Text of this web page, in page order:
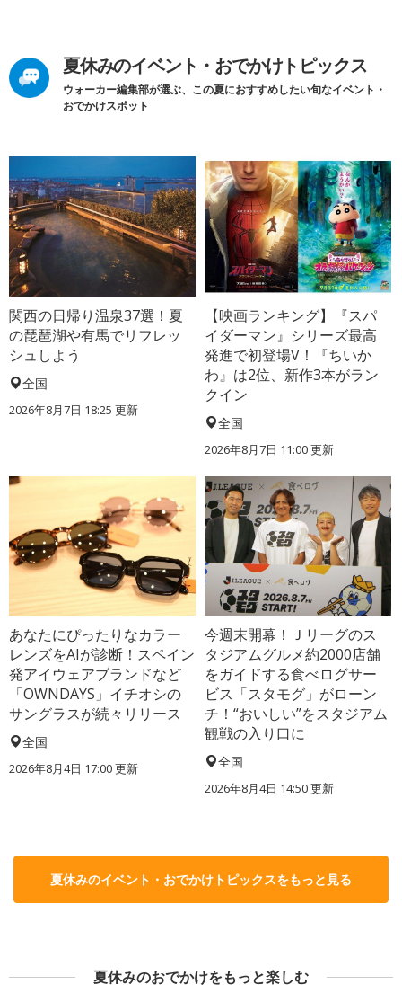
夏休みのイベント・おでかけトピックス
ウォーカー編集部が選ぶ、この夏におすすめしたい旬なイベント・
おでかけスポット
関西の日帰り温泉37選！夏
の琵琶湖や有馬でリフレッ
シュしよう
全国
2026年8月7日 18:25 更新
【映画ランキング】『スパ
イダーマン』シリーズ最高
発進で初登場V！『ちいか
わ』は2位、新作3本がラン
クイン
全国
2026年8月7日 11:00更新
あなたにぴったりなカラー
レンズをAIが診断！スペイン
発アイウェアブランドなど
「OWNDAYS」イチオシの
サングラスが続々リリース
全国
2026年8月4日 17:00更新
今週末開幕！Ｊリーグのス
タジアムグルメ約2000店舗
をガイドする食べログサー
ビス「スタモグ」がローン
チ！“おいしい”をスタジアム
観戦の入り口に
全国
2026年8月4日 14:50更新
夏休みのイベント・おでかけトピックスをもっと見る
夏休みのおでかけをもっと楽しむ